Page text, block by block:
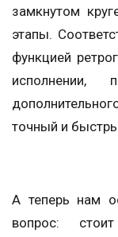
замкнутом
этапы.
функцией
исполнении,
точный и
А теперь нам
вопрос: